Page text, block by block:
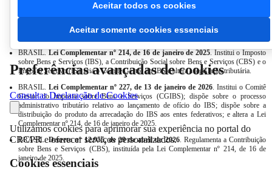
CONSELHO FEDERAL DE CONTABILIDADE.Norma Brasileira de
Contabilidade, NBC TG Estrutura Conceitual, de 21 de novembro de 2019: dá
nova redação à NBC TG Estrutura Conceitual, que dispõe sobre a estrutura conceitual
BRASIL.Lei Complementar nº 214, de 16 de janeiro de 2025. Institui o Imposto
sobre Bens e Serviços (IBS), a Contribuição Social sobre Bens e Serviços (CBS) e o
Imposto Seletivo (IS); cria o Comitê Gestor do IBS e altera a legislação tributária.
BRASIL.Lei Complementar nº 227, de 13 de janeiro de 2026. Institui o Comitê
Gestor do Imposto sobre Bens e Serviços (CGIBS); dispõe sobre o processo
administrativo tributário relativo ao lançamento de ofício do IBS; dispõe sobre a
distribuição do produto da arrecadação do IBS aos entes federativos; e altera a Lei
Complementar nº 214, de 16 de janeiro de 2025.
BRASIL.Decreto nº 12.955, de 29 de abril de 2026. Regulamenta a Contribuição
sobre Bens e Serviços (CBS), instituída pela Lei Complementar nº 214, de 16 de
janeiro de 2025.
Aceitar todos os cookies
Aceitar somente cookies essenciais
Preferências avançadas de cookies
Consultar Declaração de Cookies
Utilizamos cookies para aprimorar sua experiência no portal do
CRCPR e oferecer serviços personalizados.
Cookies essenciais